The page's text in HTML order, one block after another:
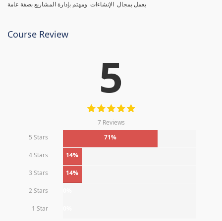
Course Review
5
7 Reviews
5 Stars
71%
4 Stars 14%
3 Stars 14%
2 Stars
1 Star